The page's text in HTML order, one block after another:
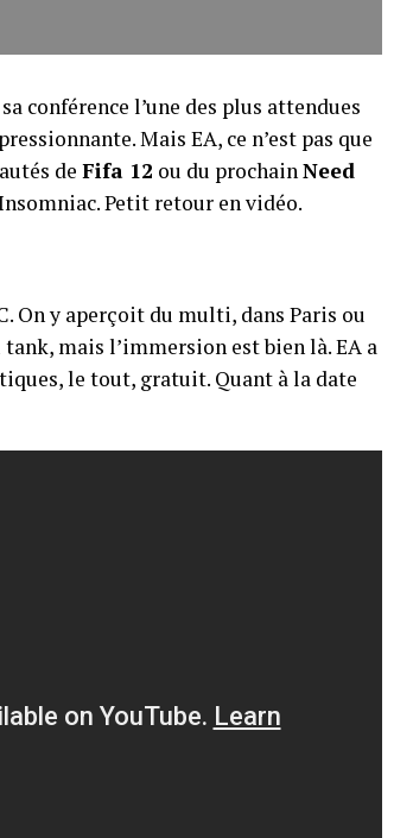
conférence l’une des plus attendues
Mais EA, ce n’est pas que
de Fifa 12 ou du prochainNeed
Petit retour en vidéo.
On y aperçoit du multi, dans Paris ou
mais l’immersion est bien là. EA a
le tout, gratuit. Quant à la date